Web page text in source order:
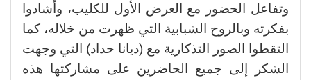
وتفاعل الحضور مع العرض الأول للكليب، وأشادوا
بفكرته وبالروح الشبابية التي ظهرت من خلاله، كما
التقطوا الصور التذكارية مع (ديانا حداد) التي وجهت
الشكر إلى جميع الحاضرين على مشاركتها هذه